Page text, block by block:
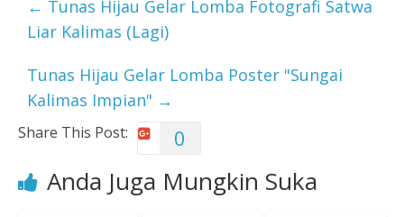
← Tunas Hijau Gelar Lomba Fotografi Satwa
Liar Kalimas (Lagi)
Tunas Hijau Gelar Lomba Poster "Sungai
Kalimas Impian" →
Share This Post: 0
Anda Juga Mungkin Suka